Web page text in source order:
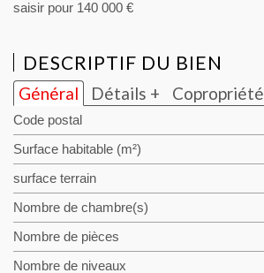
saisir pour 140 000 €
DESCRIPTIF DU BIEN
Général Détails + Copropriété
Code postal
Surface habitable (m²)
surface terrain
Nombre de chambre(s)
Nombre de pièces
Nombre de niveaux